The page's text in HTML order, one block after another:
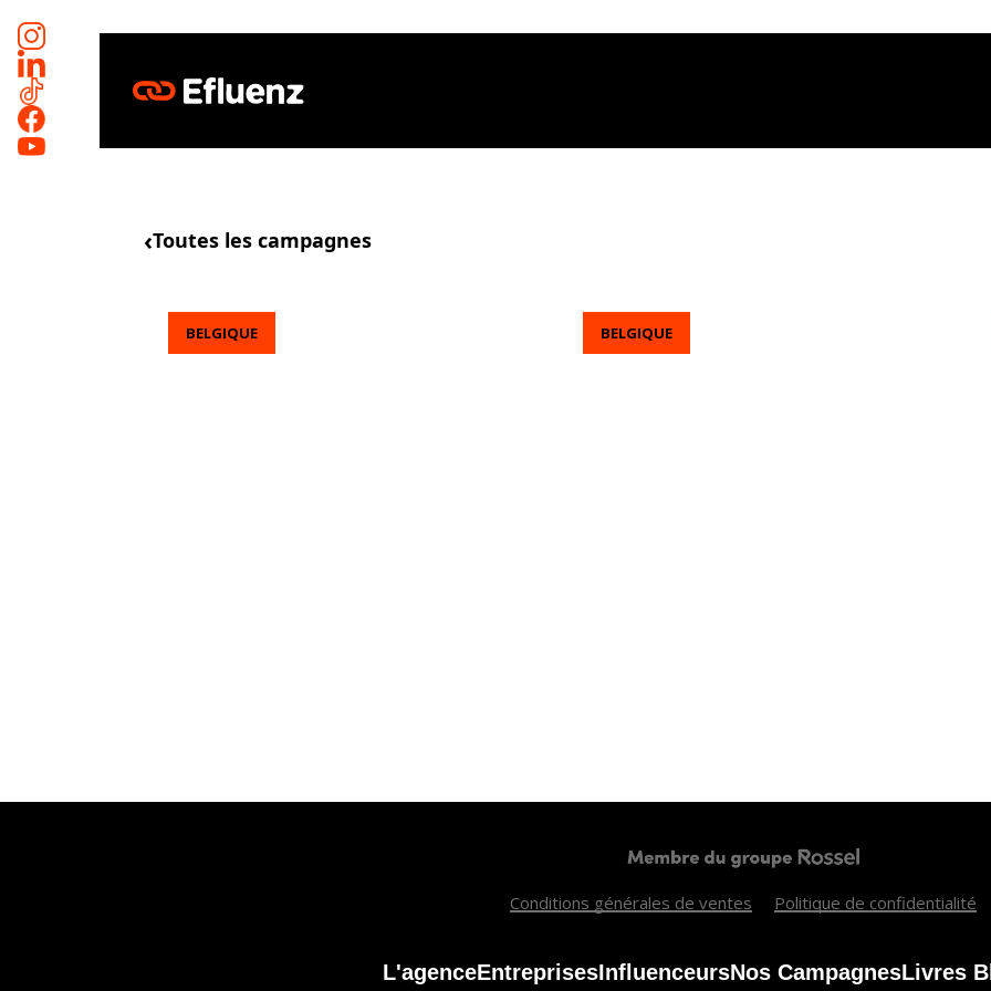
main
content
‹Toutes les campagnes
BELGIQUE BELGIQUE
Conditions générales de ventes Politique de confidentialité
L'agenceEntreprisesInfluenceursNos CampagnesLivres